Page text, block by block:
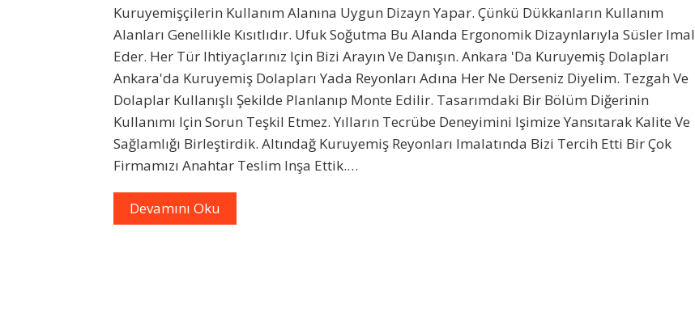
Kuruyemişçilerin Kullanım Alanına Uygun Dizayn Yapar. Çünkü Dükkanların Kullanım
Alanları Genellikle Kısıtlıdır. Ufuk Soğutma Bu Alanda Ergonomik Dizaynlarıyla Süsler Imal
Eder. Her Tür Ihtiyaçlarınız Için Bizi Arayın Ve Danışın. Ankara 'da Kuruyemiş Dolapları
Ankara'da Kuruyemiş Dolapları Yada Reyonları Adına Her Ne Derseniz Diyelim. Tezgah Ve
Dolaplar Kullanışlı Şekilde Planlanıp Monte Edilir. Tasarımdaki Bir Bölüm Diğerinin
Kullanımı Için Sorun Teşkil Etmez. Yılların Tecrübe Deneyimini Işimize Yansıtarak Kalite Ve
Sağlamlığı Birleştirdik. Altındağ Kuruyemiş Reyonları Imalatında Bizi Tercih Etti Bir Çok
Firmamızı Anahtar Teslim Inşa Ettik.…
Devamını Oku